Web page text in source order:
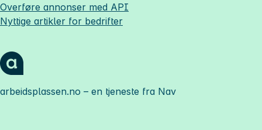
Overføre annonser med API
Nyttige artikler for bedrifter
arbeidsplassen.no – en tjeneste fra Nav